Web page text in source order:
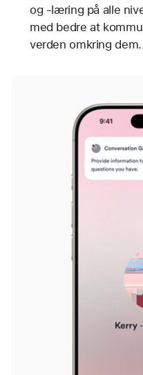
og -læring på alle
med bedre at
verden omkring dem.